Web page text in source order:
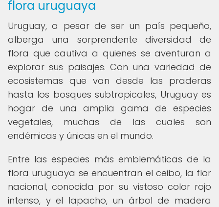
flora uruguaya
Uruguay, a pesar de ser un país pequeño,
alberga una sorprendente diversidad de
flora que cautiva a quienes se aventuran a
explorar sus paisajes. Con una variedad de
ecosistemas que van desde las praderas
hasta los bosques subtropicales, Uruguay es
hogar de una amplia gama de especies
vegetales, muchas de las cuales son
endémicas y únicas en el mundo.
Entre las especies más emblemáticas de la
flora uruguaya se encuentran el ceibo, la flor
nacional, conocida por su vistoso color rojo
intenso, y el lapacho, un árbol de madera